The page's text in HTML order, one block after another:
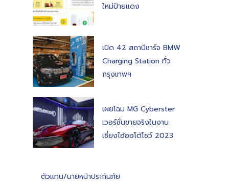
ใหม่ป้ายแดง
เปิด 42 สถานีชาร์จ BMW
Charging Station ทั่ว
กรุงเทพฯ
เผยโฉม MG Cyberster
เวอร์ชั่นขายจริงในงาน
เซี่ยงไฮ้ออโต้โชว์ 2023
ตัวแทน/นายหน้าประกันภัย